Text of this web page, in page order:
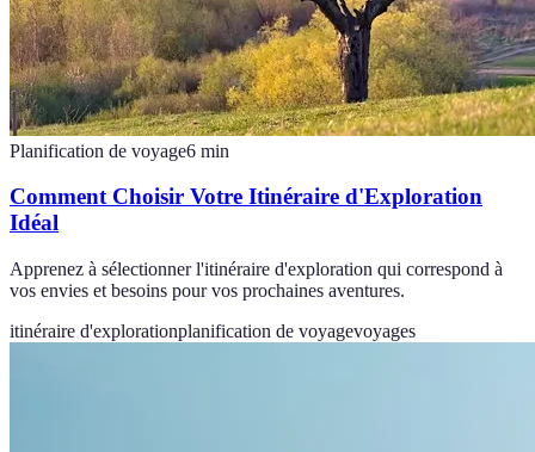
Planification de voyage6 min
Comment Choisir Votre Itinéraire d'Exploration
Idéal
Apprenez à sélectionner l'itinéraire d'exploration qui correspond à
vos envies et besoins pour vos prochaines aventures.
itinéraire d'explorationplanification de voyagevoyages